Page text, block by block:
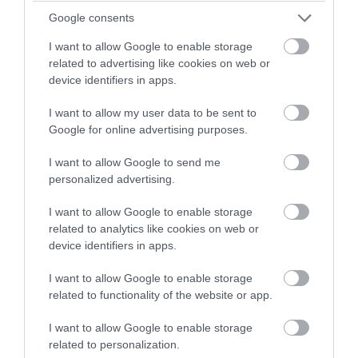
Google consents
I want to allow Google to enable storage
related to advertising like cookies on web or
device identifiers in apps.
I want to allow my user data to be sent to
Google for online advertising purposes.
I want to allow Google to send me
personalized advertising.
I want to allow Google to enable storage
related to analytics like cookies on web or
device identifiers in apps.
I want to allow Google to enable storage
related to functionality of the website or app.
I want to allow Google to enable storage
related to personalization.
τηλεσκόπιο που χάνει ύψος
➤ Η NASA δίνει μάχη με τον χρόνο για να σώσει το
διαστημικό τηλεσκόπιο Swift
➤ NASA: Τέλος για το Maven μετά από 13 χρόνια
εξερεύνησης του Άρη
➤ Συναγερμός στο διάστημα από τη διαρροή αέρα
ετοιμότητα για εκκένωση
➤ NASA: Τα επόμενα βήματα για μόνιμη βάση στη
Σελήνη και η κούρσα με την Κίνα